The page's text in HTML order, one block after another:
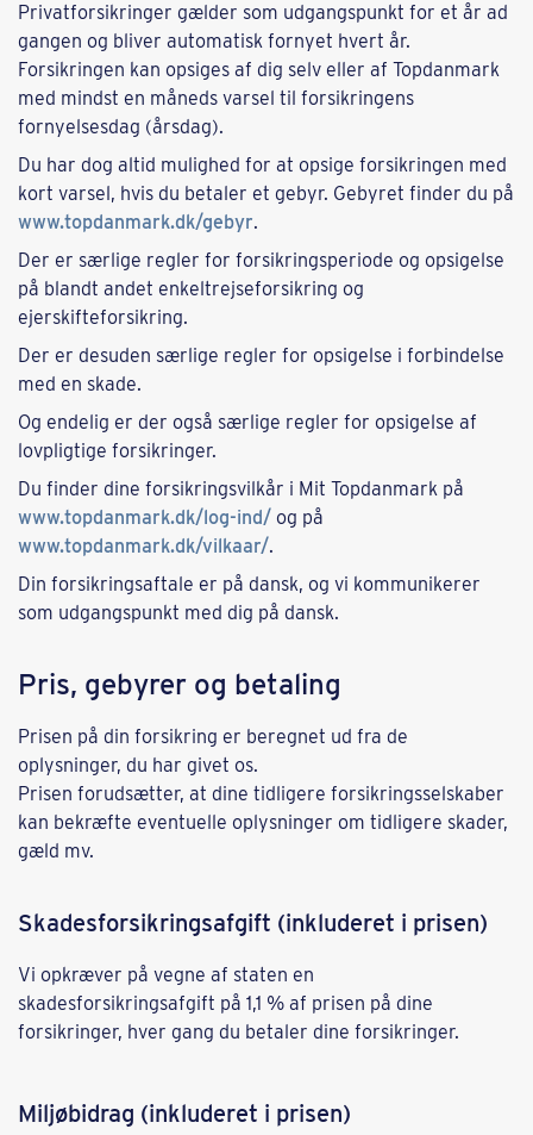
Privatforsikringer gælder som udgangspunkt for et år ad
gangen og bliver automatisk fornyet hvert år.
Forsikringen kan opsiges af dig selv eller af Topdanmark
med mindst en måneds varsel til forsikringens
fornyelsesdag (årsdag).
Du har dog altid mulighed for at opsige forsikringen med
kort varsel, hvis du betaler et gebyr. Gebyret finder du på
www.topdanmark.dk/gebyr.
Der er særlige regler for forsikringsperiode og opsigelse
på blandt andet enkeltrejseforsikring og
ejerskifteforsikring.
Der er desuden særlige regler for opsigelse i forbindelse
med en skade.
Og endelig er der også særlige regler for opsigelse af
lovpligtige forsikringer.
Du finder dine forsikringsvilkår i Mit Topdanmark på
www.topdanmark.dk/log-ind/ og på
www.topdanmark.dk/vilkaar/.
Din forsikringsaftale er på dansk, og vi kommunikerer
som udgangspunkt med dig på dansk.
Pris, gebyrer og betaling
Prisen på din forsikring er beregnet ud fra de
oplysninger, du har givet os.
Prisen forudsætter, at dine tidligere forsikringsselskaber
kan bekræfte eventuelle oplysninger om tidligere skader,
gæld mv.
Skadesforsikringsafgift (inkluderet i prisen)
Vi opkræver på vegne af staten en
skadesforsikringsafgift på 1,1 % af prisen på dine
forsikringer, hver gang du betaler dine forsikringer.
Miljøbidrag (inkluderet i prisen)